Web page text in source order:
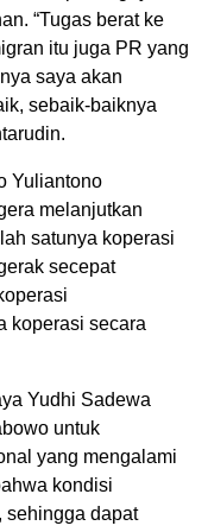
“Tugas berat ke
itu juga PR yang
saya akan
sebaik-baiknya
Yuliantono
melanjutkan
satunya koperasi
secepat
koperasi secara
Yudhi Sadewa
untuk
yang mengalami
kondisi
sehingga dapat